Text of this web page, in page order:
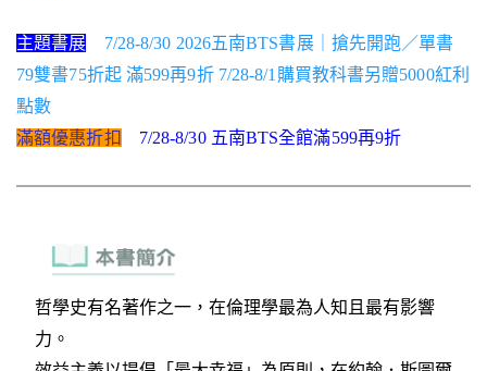
主題書展
7/28-8/30 2026五南BTS書展｜搶先開跑／單書
79雙書75折起 滿599再9折 7/28-8/1購買教科書另贈5000紅利
點數
滿額優惠折扣
7/28-8/30 五南BTS全館滿599再9折